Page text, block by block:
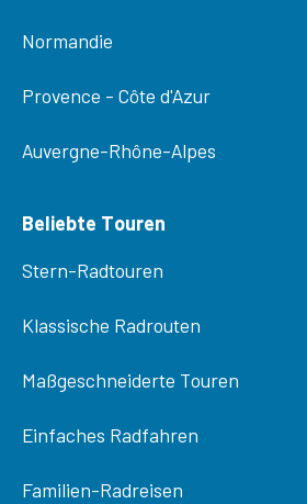
Normandie
Provence - Côte d'Azur
Auvergne-Rhône-Alpes
Beliebte Touren
Stern-Radtouren
Klassische Radrouten
Maßgeschneiderte Touren
Einfaches Radfahren
Familien-Radreisen